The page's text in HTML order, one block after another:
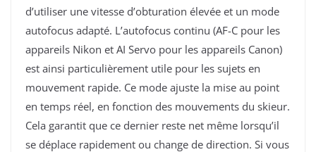
d’utiliser une vitesse d’obturation élevée et un mode
autofocus adapté. L’autofocus continu (AF-C pour les
appareils Nikon et AI Servo pour les appareils Canon)
est ainsi particulièrement utile pour les sujets en
mouvement rapide. Ce mode ajuste la mise au point
en temps réel, en fonction des mouvements du skieur.
Cela garantit que ce dernier reste net même lorsqu’il
se déplace rapidement ou change de direction. Si vous